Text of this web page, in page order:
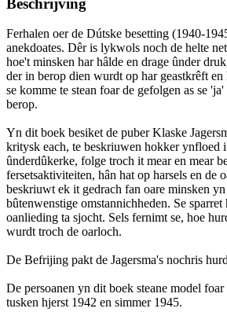
Beschrijving
Ferhalen oer de Dútske besetting (1940-
anekdoates. Dêr is lykwols noch de helte
hoe't minsken har hâlde en drage ûnder
der in berop dien wurdt op har geastkrêft
se komme te stean foar de gefolgen as se
berop.
Yn dit boek besiket de puber Klaske
kritysk each, te beskriuwen hokker ynfloed
ûnderdûkerke, folge troch it mear en mear
fersetsaktiviteiten, hân hat op harsels en de
beskriuwt ek it gedrach fan oare minsken
bûtenwenstige omstannichheden. Se
oanlieding ta sjocht. Sels fernimt se, hoe
wurdt troch de oarloch.
De Befrijing pakt de Jagersma's nochris
De persoanen yn dit boek steane model
tusken hjerst 1942 en simmer 1945.